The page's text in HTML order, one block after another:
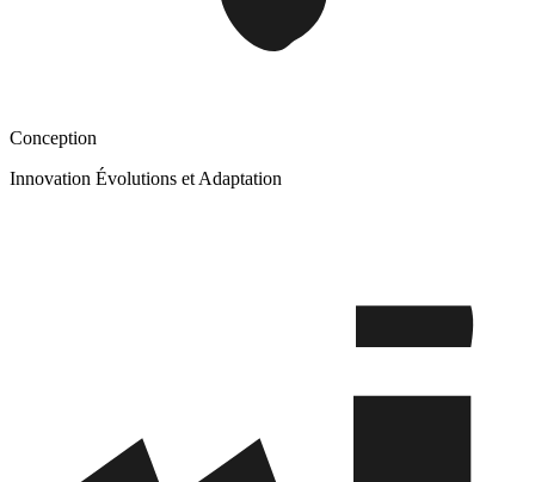
Conception
Innovation Évolutions et Adaptation